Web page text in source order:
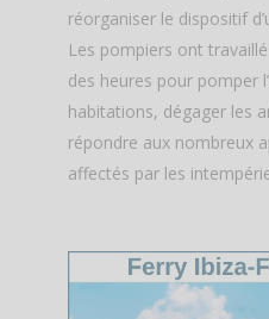
réorganiser le dispositif
Les pompiers ont
des heures pour pomper
habitations, dégager les
répondre aux nombreux
affectés par les